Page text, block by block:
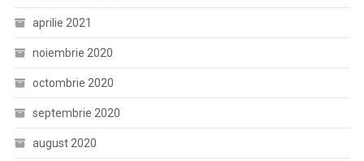
aprilie 2021
noiembrie 2020
octombrie 2020
septembrie 2020
august 2020